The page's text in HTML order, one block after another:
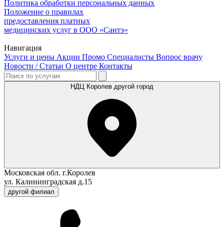
Политика обработки персональных данных
Положение о правилах
предоставления платных
медицинских услуг в ООО «Сантэ»
Навигация
Услуги и цены Акции Промо Специалисты Вопрос врачу
Новости / Статьи О центре Контакты
НДЦ Королев другой город
Московская обл. г.Королев
ул. Калининградская д.15
другой филиал